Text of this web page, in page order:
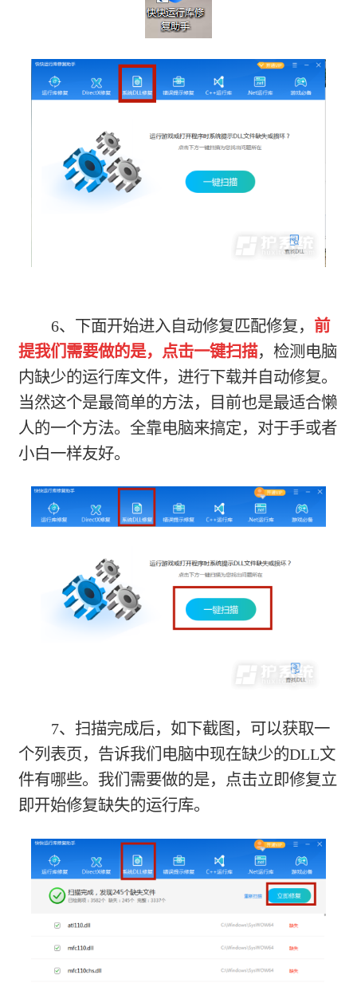
6、下面开始进入自动修复匹配修复， 前
提我们需要做的是，点击一键扫描，检测电脑
内缺少的运行库文件，进行下载并自动修复。
当然这个是最简单的方法，目前也是最适合懒
人的一个方法。全靠电脑来搞定，对于手或者
小白一样友好。
7、扫描完成后，如下截图，可以获取一
个列表页，告诉我们电脑中现在缺少的DLL文
件有哪些。我们需要做的是，点击立即修复立
即开始修复缺失的运行库。